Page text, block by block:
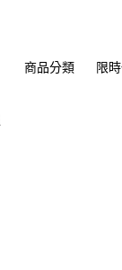
商品分類 限